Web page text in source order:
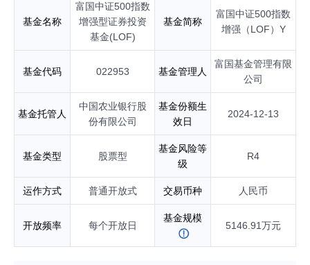
基金名称
富国中证500指数
增强型证券投资
基金(LOF)
基金简称
富国中证500指数
增强（LOF）Y
基金代码 022953 基金管理人
富国基金管理有限
公司
基金托管人
中国农业银行股
份有限公司
基金份额生
效日
2024-12-13
基金类型 股票型
基金风险等
级
R4
运作方式 普通开放式 交易币种 人民币
开放频率 每个开放日
基金规模
5146.91万元